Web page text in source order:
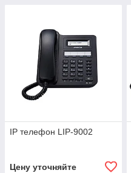
IP телефон LIP-9002
Цену уточняйте